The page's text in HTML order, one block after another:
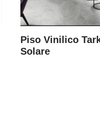
Piso Vinilico
Solare